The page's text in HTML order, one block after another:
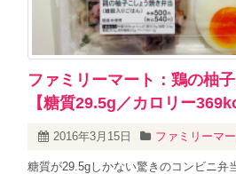
ファミリーマート：鶏の柚
【糖質29.5g／カロリー
2016年3月15日 ファミリーマー
糖質が29.5gしかない驚きのコンビニ弁